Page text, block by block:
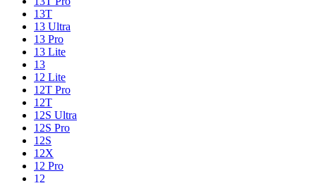
13T
13 Ultra
13 Pro
13 Lite
13
12 Lite
12T Pro
12T
12S Ultra
12S Pro
12S
12X
12 Pro
12